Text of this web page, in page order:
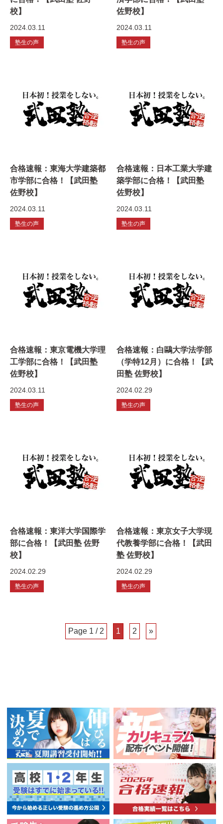
校】
2024.03.11
塾生の声
佐野校】
2024.03.11
塾生の声
合格速報：東海大学建築都
市学部に合格！【武田塾
佐野校】
2024.03.11
塾生の声
合格速報：日本工業大学建
築学部に合格！【武田塾
佐野校】
2024.03.11
塾生の声
合格速報：東京電機大学理
工学部に合格！【武田塾
佐野校】
2024.03.11
塾生の声
合格速報：白鷗大学法学部
（学特12月）に合格！【武
田塾 佐野校】
2024.02.29
塾生の声
合格速報：東洋大学国際学
部に合格！【武田塾 佐野
校】
2024.02.29
塾生の声
合格速報：東京女子大学現
代教養学部に合格！【武田
塾 佐野校】
2024.02.29
塾生の声
Page 1 / 2 1 2 »